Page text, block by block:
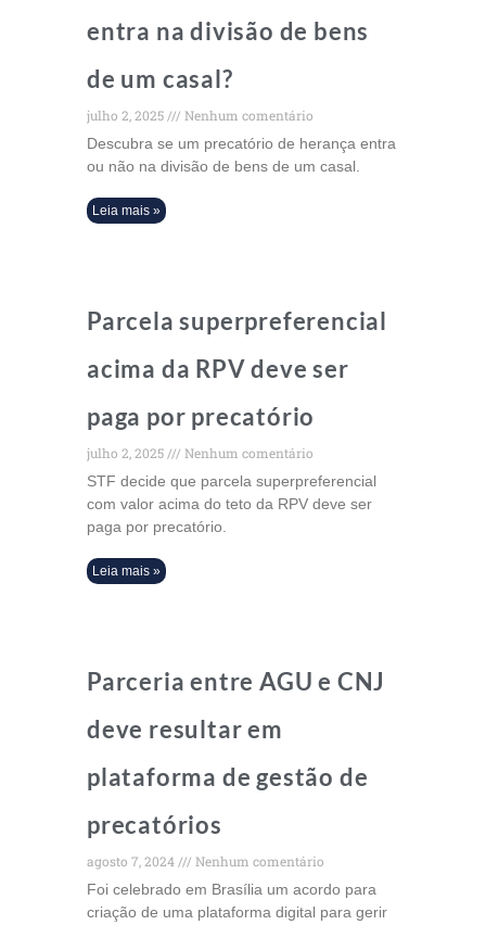
entra na divisão de bens
de um casal?
julho 2, 2025
Nenhum comentário
Descubra se um precatório de herança entra
ou não na divisão de bens de um casal.
Leia mais »
Parcela superpreferencial
acima da RPV deve ser
paga por precatório
julho 2, 2025
Nenhum comentário
STF decide que parcela superpreferencial
com valor acima do teto da RPV deve ser
paga por precatório.
Leia mais »
Parceria entre AGU e CNJ
deve resultar em
plataforma de gestão de
precatórios
agosto 7, 2024
Nenhum comentário
Foi celebrado em Brasília um acordo para
criação de uma plataforma digital para gerir